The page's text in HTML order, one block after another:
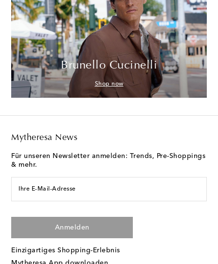
Brunello Cucinelli
Shop now
Mytheresa News
Für unseren Newsletter anmelden: Trends, Pre-Shoppings
& mehr.
Ihre E-Mail-Adresse
Anmelden
Einzigartiges Shopping-Erlebnis